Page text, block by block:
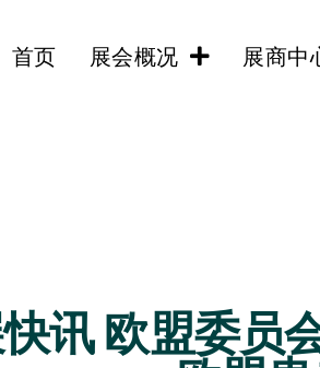
首页 展会概况 展商中
讯 欧盟委员